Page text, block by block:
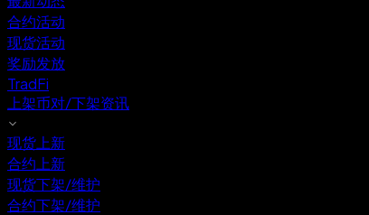
合约活动
现货活动
奖励发放
TradFi
上架币对/下架资讯
现货上新
合约上新
现货下架/维护
合约下架/维护